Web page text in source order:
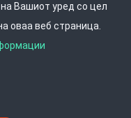
Следете не на
виот кат, 1000 Скопје,
Вашиот уред со цел
оваа веб страница.